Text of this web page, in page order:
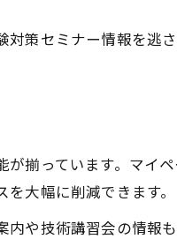
法
目指す
コツ
策セミナー情報を逃
揃っています。マイ
大幅に削減できます。
や技術講習会の情報